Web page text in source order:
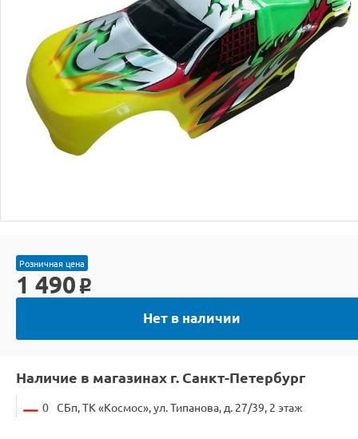
Розничная цена
1 490 o
Нет в наличии
Наличие в магазинах г. Санкт-Петербург
0 СБп, ТК «Космос», ул. Типанова, д. 27/39, 2 этаж